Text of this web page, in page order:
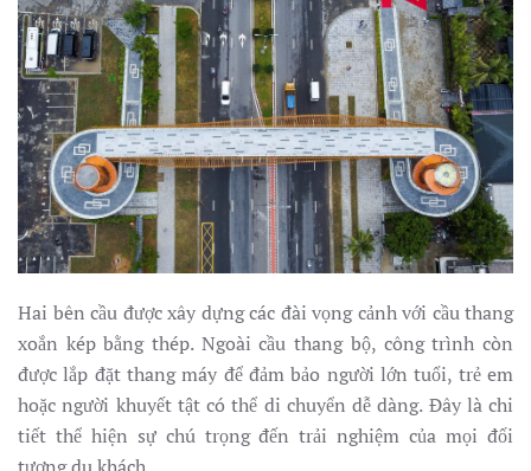
Hai bên cầu được xây dựng các đài vọng cảnh với cầu thang
xoắn kép bằng thép. Ngoài cầu thang bộ, công trình còn
được lắp đặt thang máy để đảm bảo người lớn tuổi, trẻ em
hoặc người khuyết tật có thể di chuyển dễ dàng. Đây là chi
tiết thể hiện sự chú trọng đến trải nghiệm của mọi đối